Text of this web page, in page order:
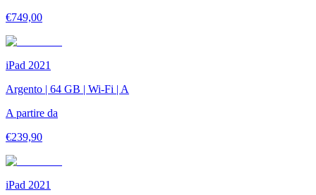
€749,00
iPad 2021
Argento | 64 GB | Wi-Fi | A
A partire da
€239,90
iPad 2021